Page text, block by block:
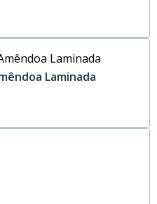
Laminada